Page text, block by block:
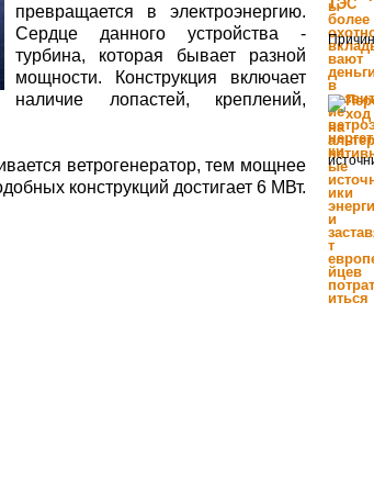
превращается в электроэнергию.
Сердце данного устройства -
турбина, которая бывает разной
мощности. Конструкция включает
наличие лопастей, креплений,
ветрогенератор, тем мощнее
конструкций достигает 6 МВт.